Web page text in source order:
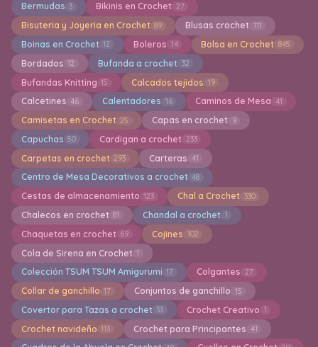
Bermudas 3 Bikinis en Crochet 27
Bisuteria y Joyeria en Crochet 89 Blusas crochet 111
Boinas en Crochet 12 Boleros 14 Bolsa en Crochet 845
Bordados 12 Bufanda a crochet 32
Bufandas Knitting 15 Calcados tejidos 19
Calcetines 46 Calentadores 16 Caminos de Mesa 41
Camisetas en Crochet 25 Capas en crochet 9
Capuchas 50 Cardigan a crochet 233
Carpetas en crochet 293 Carteras 41
Centro de Mesa Decorativos a crochet 48
Cestas de almacenamiento 123 Chal a Crochet 330
Chalecos en crochet 81 Chandal a crochet 1
Chaquetas en crochet 69 Cojines 102
Cola de Sirena en Crochet 1
Colección TSUM TSUM Amigurumi 17 Colgantes 27
Collar de ganchillo 17 Conjuntos de ganchillo 15
Covertor para Tazas a crochet 33 Crochet Creativo 1
Crochet navideño 113 Crochet para Principantes 41